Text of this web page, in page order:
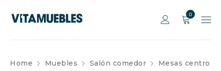
0
Home Muebles Salón comedor
Mesas centro